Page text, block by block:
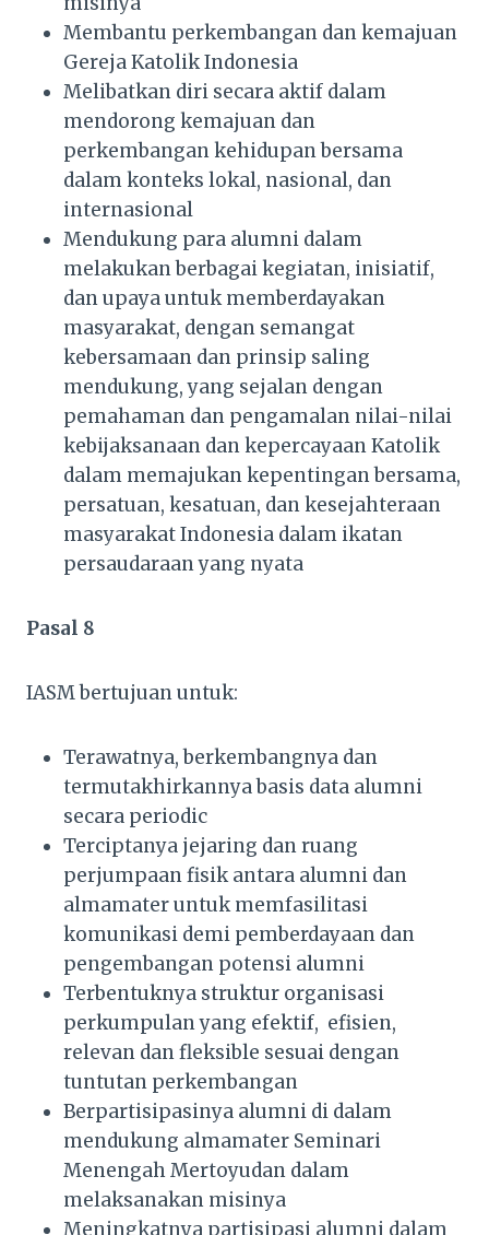
Membantu perkembangan dan kemajuan
Gereja Katolik Indonesia
Melibatkan diri secara aktif dalam
mendorong kemajuan dan
perkembangan kehidupan bersama
dalam konteks lokal, nasional, dan
internasional
Mendukung para alumni dalam
melakukan berbagai kegiatan, inisiatif,
dan upaya untuk memberdayakan
masyarakat, dengan semangat
kebersamaan dan prinsip saling
mendukung, yang sejalan dengan
pemahaman dan pengamalan nilai-nilai
kebijaksanaan dan kepercayaan Katolik
dalam memajukan kepentingan bersama,
persatuan, kesatuan, dan kesejahteraan
masyarakat Indonesia dalam ikatan
persaudaraan yang nyata
Pasal 8
IASM bertujuan untuk:
Terawatnya, berkembangnya dan
termutakhirkannya basis data alumni
secara periodic
Terciptanya jejaring dan ruang
perjumpaan fisik antara alumni dan
almamater untuk memfasilitasi
komunikasi demi pemberdayaan dan
pengembangan potensi alumni
Terbentuknya struktur organisasi
perkumpulan yang efektif, efisien,
relevan dan fleksible sesuai dengan
tuntutan perkembangan
Berpartisipasinya alumni di dalam
mendukung almamater Seminari
Menengah Mertoyudan dalam
melaksanakan misinya
Meningkatnya partisipasi alumni dalam